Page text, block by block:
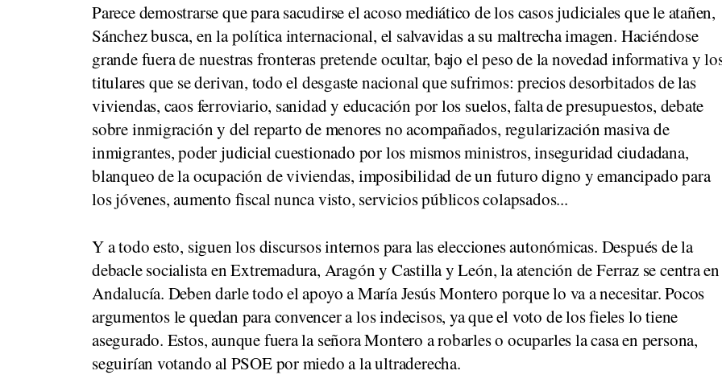
Parece demostrarse que para sacudirse el acoso mediático de los casos judiciales que le atañen,
Sánchez busca, en la política internacional, el salvavidas a su maltrecha imagen. Haciéndose
grande fuera de nuestras fronteras pretende ocultar, bajo el peso de la novedad informativa y
titulares que se derivan, todo el desgaste nacional que sufrimos: precios desorbitados de las
viviendas, caos ferroviario, sanidad y educación por los suelos, falta de presupuestos, debate
sobre inmigración y del reparto de menores no acompañados, regularización masiva de
inmigrantes, poder judicial cuestionado por los mismos ministros, inseguridad ciudadana,
blanqueo de la ocupación de viviendas, imposibilidad de un futuro digno y emancipado para
los jóvenes, aumento fiscal nunca visto, servicios públicos colapsados...
Y a todo esto, siguen los discursos internos para las elecciones autonómicas. Después de la
debacle socialista en Extremadura, Aragón y Castilla y León, la atención de Ferraz se centra en
Andalucía. Deben darle todo el apoyo a María Jesús Montero porque lo va a necesitar. Pocos
argumentos le quedan para convencer a los indecisos, ya que el voto de los fieles lo tiene
asegurado. Estos, aunque fuera la señora Montero a robarles o ocuparles la casa en persona,
seguirían votando al PSOE por miedo a la ultraderecha.